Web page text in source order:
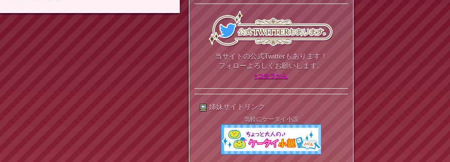
当サイトの公式Twitterもあります！
フォローよろしくお願いします。
>コチラから
姉妹サイトリンク
気軽にケータイ小説